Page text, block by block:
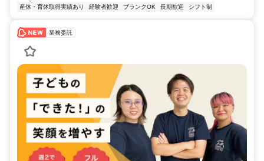
産休・育休取得実績あり 経験者歓迎 ブランクOK 長期歓迎 シフト制
業務委託